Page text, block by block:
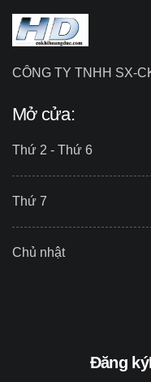
CÔNG TY TNHH SX-
Mở cửa:
Thứ 2 - Thứ 6
Thứ 7
Chủ nhật
Đăng ký